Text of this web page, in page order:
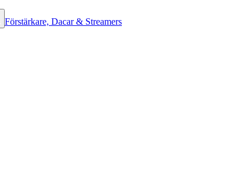
Förstärkare, Dacar & Streamers